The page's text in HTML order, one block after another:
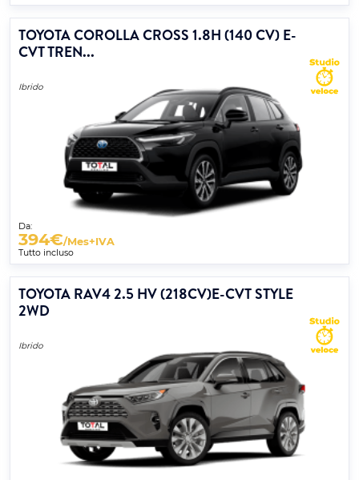
TOYOTA COROLLA CROSS 1.8H (140 CV) E-
CVT TREN...
Ibrido
Da:
394€/Mes+IVA
Tutto incluso
TOYOTA RAV4 2.5 HV (218CV)E-CVT STYLE
2WD
Ibrido